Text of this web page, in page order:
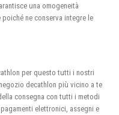
una omogeneità
ne conserva integre le
per questo tutti i nostri
decathlon più vicino a te
consegna con tutti i metodi
elettronici, assegni e